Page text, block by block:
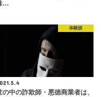
…
体験談
の中の詐欺師・悪徳商業者は、